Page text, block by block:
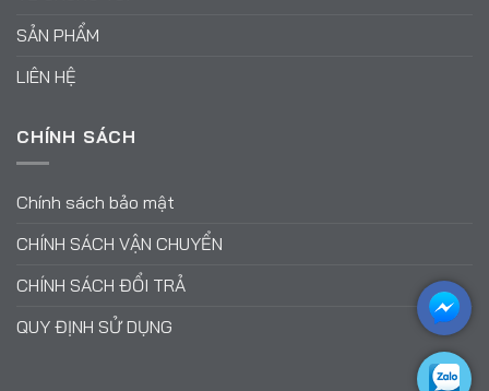
SẢN PHẨM
LIÊN HỆ
CHÍNH SÁCH
Chính sách bảo mật
CHÍNH SÁCH VẬN CHUYỂN
CHÍNH SÁCH ĐỔI TRẢ
QUY ĐỊNH SỬ DỤNG